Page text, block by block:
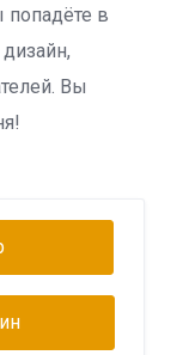
попадёте в
Вы